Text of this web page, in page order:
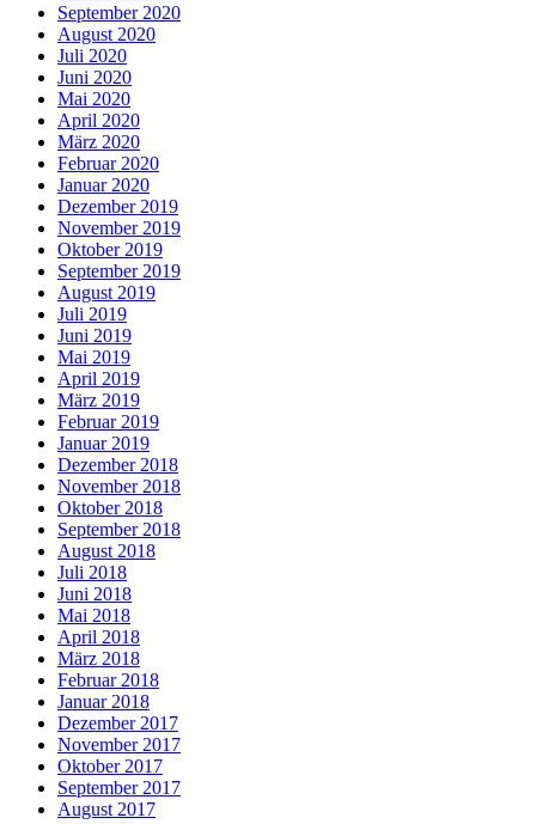
September 2020
August 2020
Juli 2020
Juni 2020
Mai 2020
April 2020
März 2020
Februar 2020
Januar 2020
Dezember 2019
November 2019
Oktober 2019
September 2019
August 2019
Juli 2019
Juni 2019
Mai 2019
April 2019
März 2019
Februar 2019
Januar 2019
Dezember 2018
November 2018
Oktober 2018
September 2018
August 2018
Juli 2018
Juni 2018
Mai 2018
April 2018
März 2018
Februar 2018
Januar 2018
Dezember 2017
November 2017
Oktober 2017
September 2017
August 2017